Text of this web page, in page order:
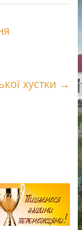
хустки →